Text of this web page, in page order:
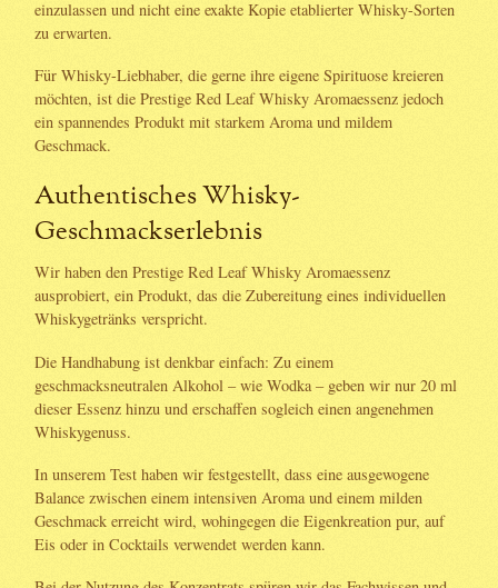
einzulassen und nicht eine exakte Kopie etablierter Whisky-Sorten
zu erwarten.
Für Whisky-Liebhaber, die gerne ihre eigene Spirituose kreieren
möchten, ist die Prestige Red Leaf Whisky Aromaessenz jedoch
ein spannendes Produkt mit starkem Aroma und mildem
Geschmack.
Authentisches Whisky-
Geschmackserlebnis
Wir haben den Prestige Red Leaf Whisky Aromaessenz
ausprobiert, ein Produkt, das die Zubereitung eines individuellen
Whiskygetränks verspricht.
Die Handhabung ist denkbar einfach: Zu einem
geschmacksneutralen Alkohol – wie Wodka – geben wir nur 20 ml
dieser Essenz hinzu und erschaffen sogleich einen angenehmen
Whiskygenuss.
In unserem Test haben wir festgestellt, dass eine ausgewogene
Balance zwischen einem intensiven Aroma und einem milden
Geschmack erreicht wird, wohingegen die Eigenkreation pur, auf
Eis oder in Cocktails verwendet werden kann.